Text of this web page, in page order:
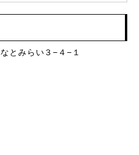
とみらい３−４−１